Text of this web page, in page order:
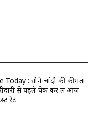
Today : सोने-चांदी की कीमतों
से पहले चेक कर लें आज
रेट